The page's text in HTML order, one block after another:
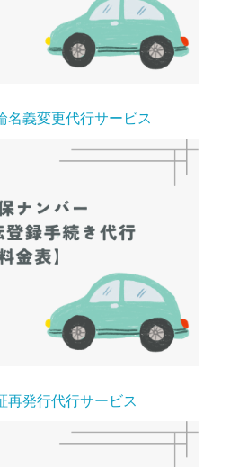
名義変更代行サービス
再発行代行サービス